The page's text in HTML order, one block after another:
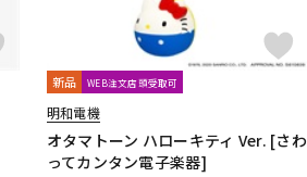
新品 WEB注文店頭受取可
明和電機
オタマトーン ハローキティ Ver. [さわ
ってカンタン電子楽器]